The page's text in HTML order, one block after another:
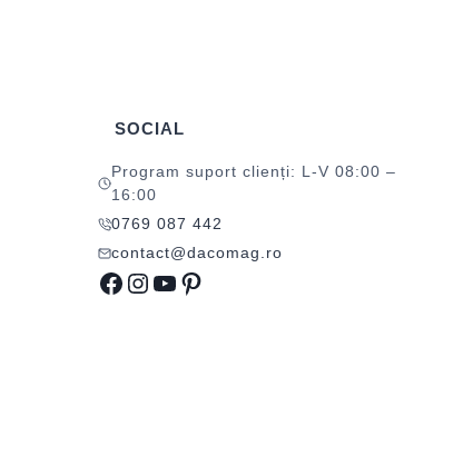
SOCIAL
Program suport clienți: L-V 08:00 –
16:00
0769 087 442
contact@dacomag.ro
Facebook
Instagram
YouTube
Pinterest